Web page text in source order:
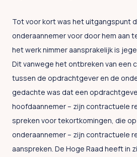
Tot voor kort was het uitgangspunt
onderaannemer voor door hem aan
het werk nimmer aansprakelijk is
Dit vanwege het ontbreken van een
tussen de opdrachtgever en de
gedachte was dat een
hoofdaannemer – zijn contractuele
spreken voor tekortkomingen, die
onderaannemer – zijn contractuele
aanspreken. De Hoge Raad heeft in